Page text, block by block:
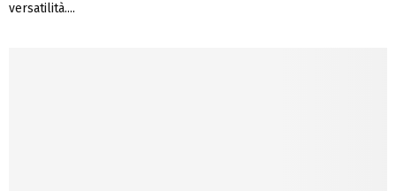
versatilità....